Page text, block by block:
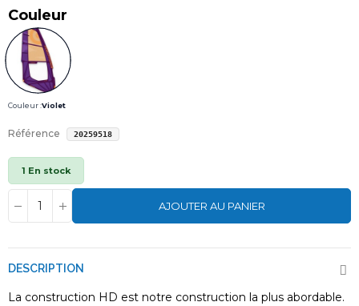
Couleur
Couleur :Violet
Référence 20259518
1 En stock
AJOUTER AU PANIER
DESCRIPTION
La construction HD est notre construction la plus abordable.